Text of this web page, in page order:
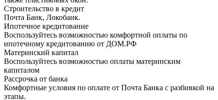
Строительство в кредит
Почта Банк, Локобанк.
Ипотечное кредитование
Воспользуйтесь возможностью комфортной оплаты по
ипотечному кредитованию от ДОМ.РФ
Материнский капитал
Воспользуйтесь возможностью оплаты материнским
капиталом
Рассрочка от банка
Комфортные условия по оплате от Почта Банка с разбивкой на
этапы.